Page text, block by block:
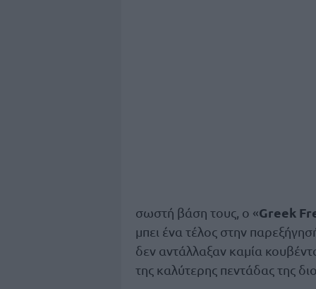
σωστή βάση τους, ο «Greek
μπει ένα τέλος στην
δεν αντάλλαξαν καμία
της καλύτερης πεντάδας της